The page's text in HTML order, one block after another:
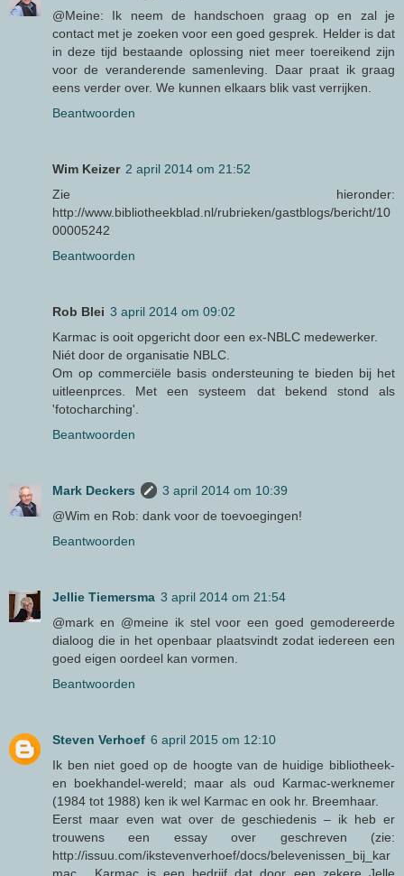
@Meine: Ik neem de handschoen graag op en zal je
contact met je zoeken voor een goed gesprek. Helder is dat
in deze tijd bestaande oplossing niet meer toereikend zijn
voor de veranderende samenleving. Daar praat ik graag
eens verder over. We kunnen elkaars blik vast verrijken.
Beantwoorden
Wim Keizer 2 april 2014 om 21:52
Zie hieronder:
http://www.bibliotheekblad.nl/rubrieken/gastblogs/bericht/10
00005242
Beantwoorden
Rob Blei 3 april 2014 om 09:02
Karmac is ooit opgericht door een ex-NBLC medewerker.
Niét door de organisatie NBLC.
Om op commerciële basis ondersteuning te bieden bij het
uitleenprces. Met een systeem dat bekend stond als
'fotocharching'.
Beantwoorden
Mark Deckers
3 april 2014 om 10:39
@Wim en Rob: dank voor de toevoegingen!
Beantwoorden
Jellie Tiemersma 3 april 2014 om 21:54
@mark en @meine ik stel voor een goed gemodereerde
dialoog die in het openbaar plaatsvindt zodat iedereen een
goed eigen oordeel kan vormen.
Beantwoorden
Steven Verhoef 6 april 2015 om 12:10
Ik ben niet goed op de hoogte van de huidige bibliotheek-
en boekhandel-wereld; maar als oud Karmac-werknemer
(1984 tot 1988) ken ik wel Karmac en ook hr. Breemhaar.
Eerst maar even wat over de geschiedenis – ik heb er
trouwens een essay over geschreven (zie:
http://issuu.com/ikstevenverhoef/docs/belevenissen_bij_kar